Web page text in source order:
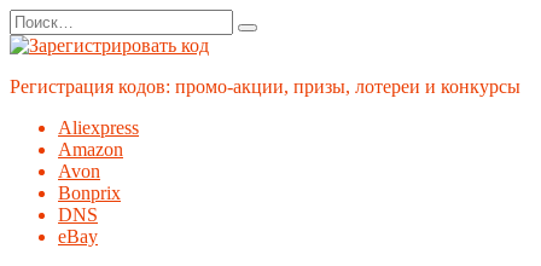
Перейти
к
содержанию
Search
for:
Регистрация кодов: промо-акции, призы, лотереи и конкурсы
Aliexpress
Amazon
Avon
Bonprix
DNS
eBay